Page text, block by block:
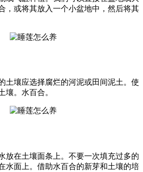
，或将其放入一个小盆地中，然后将其
土壤应选择腐烂的河泥或田间泥土。使
壤。水百合。
放在土壤面条上。不要一次填充过多的
水面上。借助水百合的新芽和土壤的培